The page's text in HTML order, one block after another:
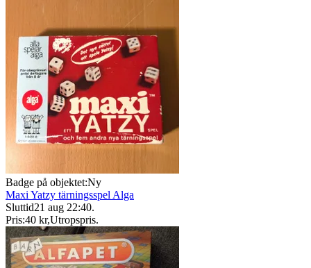
Badge på objektet:Ny
Maxi Yatzy tärningsspel Alga
Sluttid21 aug 22:40.
Pris:40 kr,Utropspris.